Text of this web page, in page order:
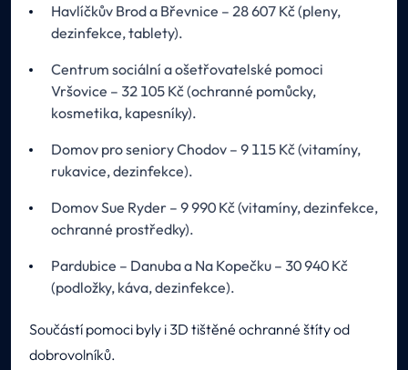
Havlíčkův Brod a Břevnice – 28 607 Kč (pleny,
dezinfekce, tablety).
Centrum sociální a ošetřovatelské pomoci
Vršovice – 32 105 Kč (ochranné pomůcky,
kosmetika, kapesníky).
Domov pro seniory Chodov – 9 115 Kč (vitamíny,
rukavice, dezinfekce).
Domov Sue Ryder – 9 990 Kč (vitamíny, dezinfekce,
ochranné prostředky).
Pardubice – Danuba a Na Kopečku – 30 940 Kč
(podložky, káva, dezinfekce).
Součástí pomoci byly i 3D tištěné ochranné štíty od
dobrovolníků.